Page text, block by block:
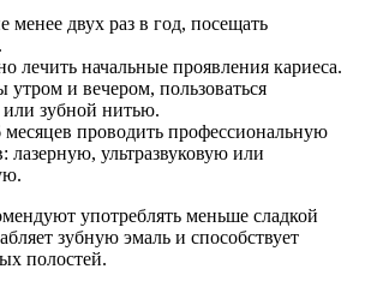
менее двух раз в год, посещать
лечить начальные проявления кариеса.
утром и вечером, пользоваться
или зубной нитью.
проводить профессиональную
лазерную, ультразвуковую или
употреблять меньше сладкой
зубную эмаль и способствует
полостей.